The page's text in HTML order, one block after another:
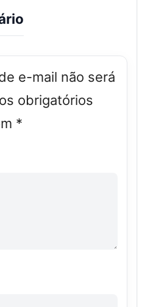
e-mail não será
obrigatórios
*